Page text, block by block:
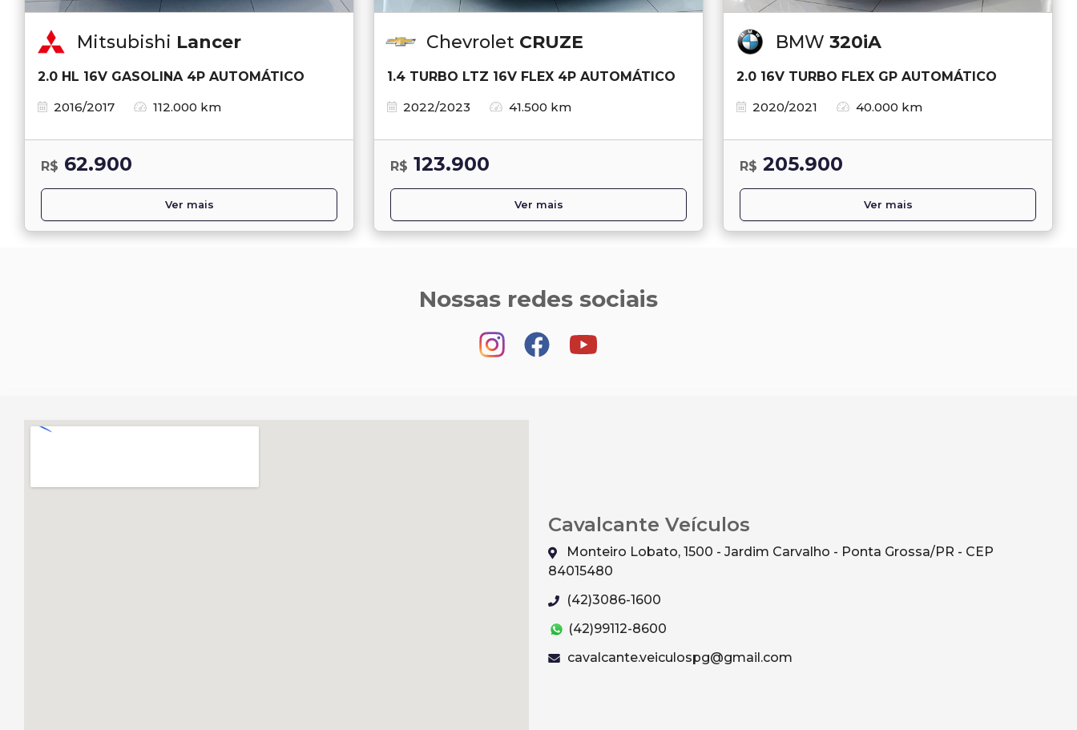
Mitsubishi Lancer
2.0 HL 16V GASOLINA 4P AUTOMÁTICO
2016/2017
112.000 km
R$ 62.900
Ver mais
Chevrolet CRUZE
1.4 TURBO LTZ 16V FLEX 4P AUTOMÁTICO
2022/2023
41.500 km
R$ 123.900
Ver mais
BMW 320iA
2.0 16V TURBO FLEX GP AUTOMÁTICO
2020/2021
40.000 km
R$ 205.900
Ver mais
Nossas redes sociais
Cavalcante Veículos
Monteiro Lobato, 1500 - Jardim Carvalho - Ponta Grossa/PR - CEP
84015480
(42)3086-1600
(42)99112-8600
cavalcante.veiculospg@gmail.com